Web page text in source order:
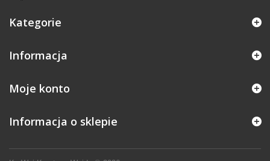
Kategorie
Informacja
Moje konto
Informacja o sklepie